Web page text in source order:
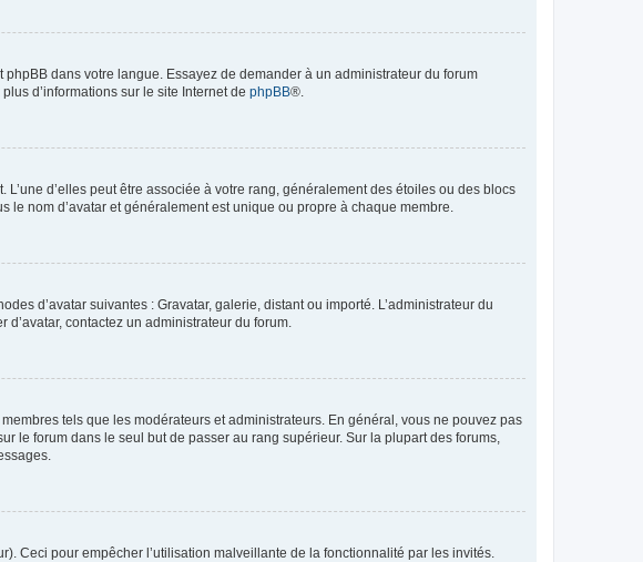
dans votre langue. Essayez de demander à un administrateur du forum
d’informations sur le site Internet de phpBB®.
d’elles peut être associée à votre rang, généralement des étoiles ou des blocs
nom d’avatar et généralement est unique ou propre à chaque membre.
d’avatar suivantes : Gravatar, galerie, distant ou importé. L’administrateur du
contactez un administrateur du forum.
tels que les modérateurs et administrateurs. En général, vous ne pouvez pas
le forum dans le seul but de passer au rang supérieur. Sur la plupart des forums,
Ceci pour empêcher l’utilisation malveillante de la fonctionnalité par les invités.